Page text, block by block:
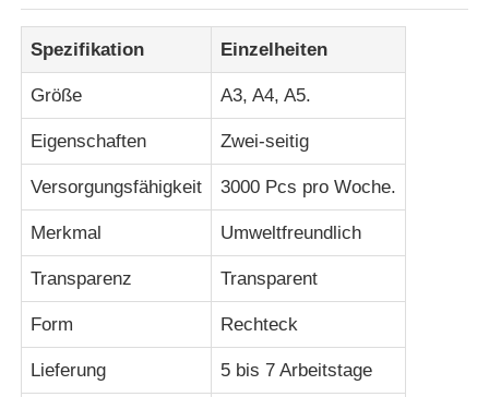
Produkte
Fabrik Tour
Qualitätskontrolle
Spezifikation Einzelheiten
Größe A3, A4, A5.
Eigenschaften Zwei-seitig
Versorgungsfähigkeit 3000 Pcs pro Woche.
Merkmal Umweltfreundlich
Transparenz Transparent
Form Rechteck
Lieferung 5 bis 7 Arbeitstage